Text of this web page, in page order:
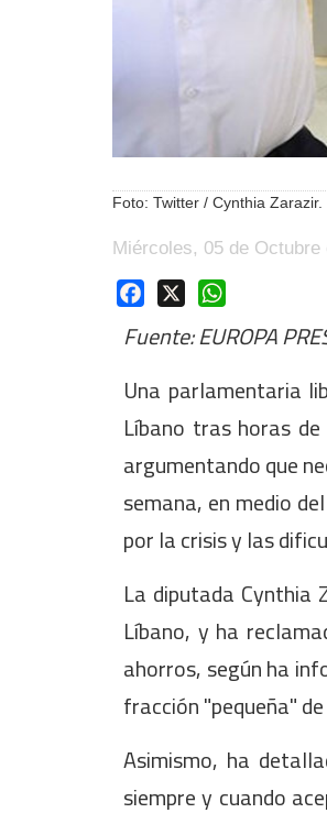
Foto: Twitter / Cynthia Zarazir.
Miércoles, 05 de Octubre
Facebook
Fuente: EUROPA
Una parlamentaria
Líbano tras horas
argumentando que
semana, en medio
por la crisis y las
La diputada Cynthia
Líbano, y ha
ahorros, según ha
fracción "pequeña"
Asimismo, ha
siempre y cuando